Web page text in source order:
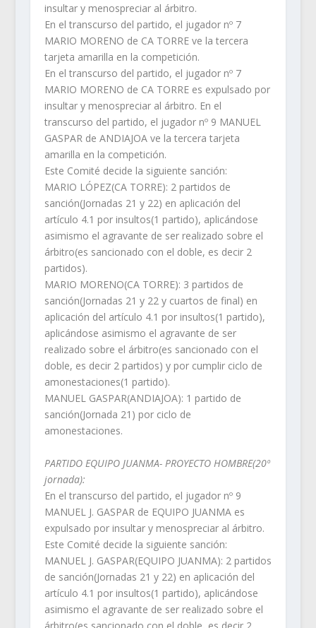
insultar y menospreciar al árbitro.
En el transcurso del partido, el jugador nº 7
MARIO MORENO de CA TORRE ve la tercera
tarjeta amarilla en la competición.
En el transcurso del partido, el jugador nº 7
MARIO MORENO de CA TORRE es expulsado por
insultar y menospreciar al árbitro. En el
transcurso del partido, el jugador nº 9 MANUEL
GASPAR de ANDIAJOA ve la tercera tarjeta
amarilla en la competición.
Este Comité decide la siguiente sanción:
MARIO LÓPEZ(CA TORRE): 2 partidos de
sanción(Jornadas 21 y 22) en aplicación del
artículo 4.1 por insultos(1 partido), aplicándose
asimismo el agravante de ser realizado sobre el
árbitro(es sancionado con el doble, es decir 2
partidos).
MARIO MORENO(CA TORRE): 3 partidos de
sanción(Jornadas 21 y 22 y cuartos de final) en
aplicación del artículo 4.1 por insultos(1 partido),
aplicándose asimismo el agravante de ser
realizado sobre el árbitro(es sancionado con el
doble, es decir 2 partidos) y por cumplir ciclo de
amonestaciones(1 partido).
MANUEL GASPAR(ANDIAJOA): 1 partido de
sanción(Jornada 21) por ciclo de
amonestaciones.
PARTIDO EQUIPO JUANMA- PROYECTO HOMBRE(20º
jornada):
En el transcurso del partido, el jugador nº 9
MANUEL J. GASPAR de EQUIPO JUANMA es
expulsado por insultar y menospreciar al árbitro.
Este Comité decide la siguiente sanción:
MANUEL J. GASPAR(EQUIPO JUANMA): 2 partidos
de sanción(Jornadas 21 y 22) en aplicación del
artículo 4.1 por insultos(1 partido), aplicándose
asimismo el agravante de ser realizado sobre el